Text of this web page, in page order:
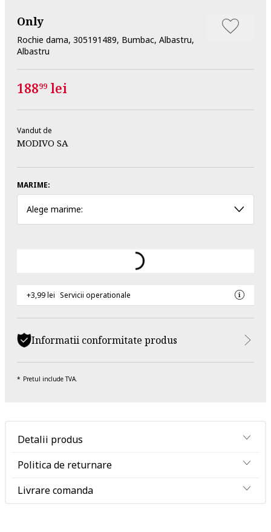
Only
Rochie dama, 305191489, Bumbac, Albastru,
Albastru
18899 lei
Vandut de
MODIVO SA
MARIME:
Alege marime:
+3,99 lei Servicii operationale
Informatii conformitate produs
Pretul include TVA.
Detalii produs
Politica de returnare
Livrare comanda